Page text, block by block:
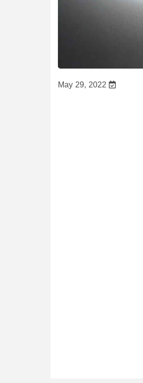
May 29, 2022